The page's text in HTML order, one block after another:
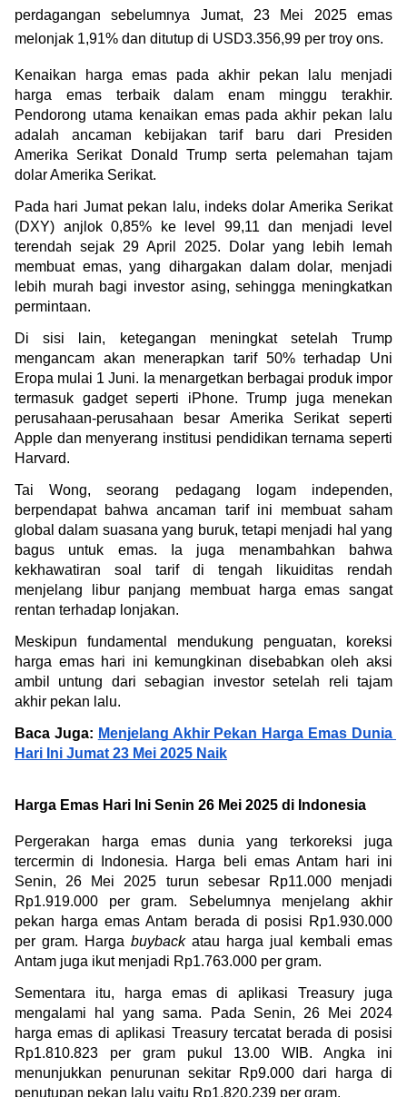
Tata Kelola
perdagangan sebelumnya Jumat, 23 Mei 2025 emas
melonjak 1,91% dan ditutup di USD3.356,99 per troy ons.
Kenaikan harga emas pada akhir pekan lalu menjadi
harga emas terbaik dalam enam minggu terakhir.
Pendorong utama kenaikan emas pada akhir pekan lalu
adalah ancaman kebijakan tarif baru dari Presiden
Amerika Serikat Donald Trump serta pelemahan tajam
dolar Amerika Serikat.
Pada hari Jumat pekan lalu, indeks dolar Amerika Serikat
(DXY) anjlok 0,85% ke level 99,11 dan menjadi level
terendah sejak 29 April 2025. Dolar yang lebih lemah
membuat emas, yang dihargakan dalam dolar, menjadi
lebih murah bagi investor asing, sehingga meningkatkan
permintaan.
Di sisi lain, ketegangan meningkat setelah Trump
mengancam akan menerapkan tarif 50% terhadap Uni
Eropa mulai 1 Juni. Ia menargetkan berbagai produk impor
termasuk gadget seperti iPhone. Trump juga menekan
perusahaan-perusahaan besar Amerika Serikat seperti
Apple dan menyerang institusi pendidikan ternama seperti
Harvard.
Tai Wong, seorang pedagang logam independen,
berpendapat bahwa ancaman tarif ini membuat saham
global dalam suasana yang buruk, tetapi menjadi hal yang
bagus untuk emas. Ia juga menambahkan bahwa
kekhawatiran soal tarif di tengah likuiditas rendah
menjelang libur panjang membuat harga emas sangat
rentan terhadap lonjakan.
Meskipun fundamental mendukung penguatan, koreksi
harga emas hari ini kemungkinan disebabkan oleh aksi
ambil untung dari sebagian investor setelah reli tajam
akhir pekan lalu.
Baca Juga: Menjelang Akhir Pekan Harga Emas Dunia
Hari Ini Jumat 23 Mei 2025 Naik
Harga Emas Hari Ini Senin 26 Mei 2025 di Indonesia
Pergerakan harga emas dunia yang terkoreksi juga
tercermin di Indonesia. Harga beli emas Antam hari ini
Senin, 26 Mei 2025 turun sebesar Rp11.000 menjadi
Rp1.919.000 per gram. Sebelumnya menjelang akhir
pekan harga emas Antam berada di posisi Rp1.930.000
per gram. Harga buyback atau harga jual kembali emas
Antam juga ikut menjadi Rp1.763.000 per gram.
Sementara itu, harga emas di aplikasi Treasury juga
mengalami hal yang sama. Pada Senin, 26 Mei 2024
harga emas di aplikasi Treasury tercatat berada di posisi
Rp1.810.823 per gram pukul 13.00 WIB. Angka ini
menunjukkan penurunan sekitar Rp9.000 dari harga di
penutupan pekan lalu yaitu Rp1.820.239 per gram.